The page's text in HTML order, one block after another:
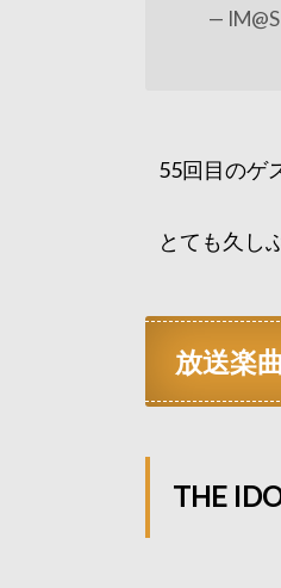
—
55回目のゲ
とても久し
放送楽
THE